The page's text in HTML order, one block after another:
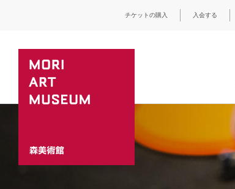
チケットの購入 入会する